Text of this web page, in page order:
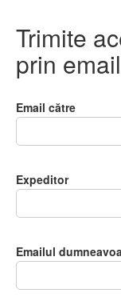
Trimite
prin
Email către
Expeditor
Emailul